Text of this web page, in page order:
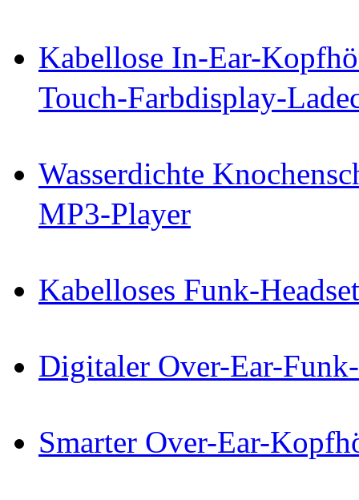
Kabellose In-Ear-
Touch-Farbdisplay-
Wasserdichte
MP3-Player
Kabelloses Funk-
Digitaler Over-Ear-
Smarter Over-Ear-